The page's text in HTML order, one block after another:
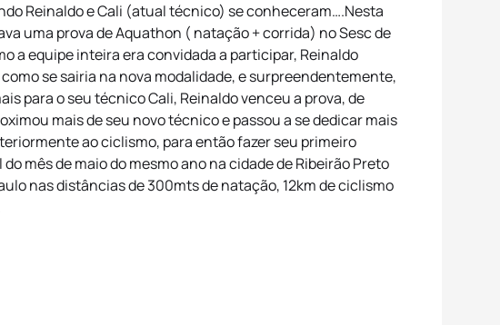
Reinaldo e Cali (atual técnico) se conheceram….Nesta
uma prova de Aquathon ( natação + corrida) no Sesc de
a equipe inteira era convidada a participar, Reinaldo
se sairia na nova modalidade, e surpreendentemente,
para o seu técnico Cali, Reinaldo venceu a prova, de
mais de seu novo técnico e passou a se dedicar mais
ao ciclismo, para então fazer seu primeiro
mês de maio do mesmo ano na cidade de Ribeirão Preto
nas distâncias de 300mts de natação, 12km de ciclismo